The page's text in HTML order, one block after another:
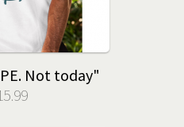
Not today"